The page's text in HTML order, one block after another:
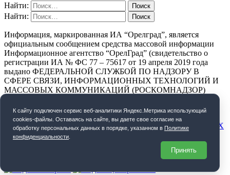
Найти:
Найти:
Информация, маркированная ИА “Орелград”, является
официальным сообщением средства массовой информации
Информационное агентство “ОрелГрад” (свидетельство о
регистрации ИА № ФС 77 – 75617 от 19 апреля 2019 года
выдано ФЕДЕРАЛЬНОЙ СЛУЖБОЙ ПО НАДЗОРУ В
СФЕРЕ СВЯЗИ, ИНФОРМАЦИОННЫХ ТЕХНОЛОГИЙ И
МАССОВЫХ КОММУНИКАЦИЙ (РОСКОМНАДЗОР)
ПОЛИТИКА КОНФИДЕНЦИАЛЬНОСТИ
СОГЛАСИЕ НА ОБРАБОТКУ ПЕРСОНАЛЬНЫХ ДАННЫХ
К cайту подключен сервис веб-аналитики Яндекс.Метрика использующий
cookies-файлы. Оставаясь на сайте, вы даете свое согласие на
обработку персональных данных в порядке, указанном в Политике
конфиденциальности
Принять